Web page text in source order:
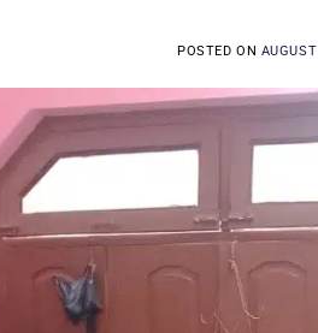
POSTED ON